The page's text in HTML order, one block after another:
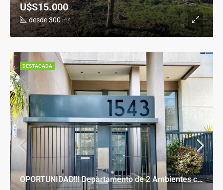
desde 300 m²
U$S15.000
OPORTUNIDAD!!! Departamento de 2 Ambientes con Cochera en Banfield Este
DESTACADA